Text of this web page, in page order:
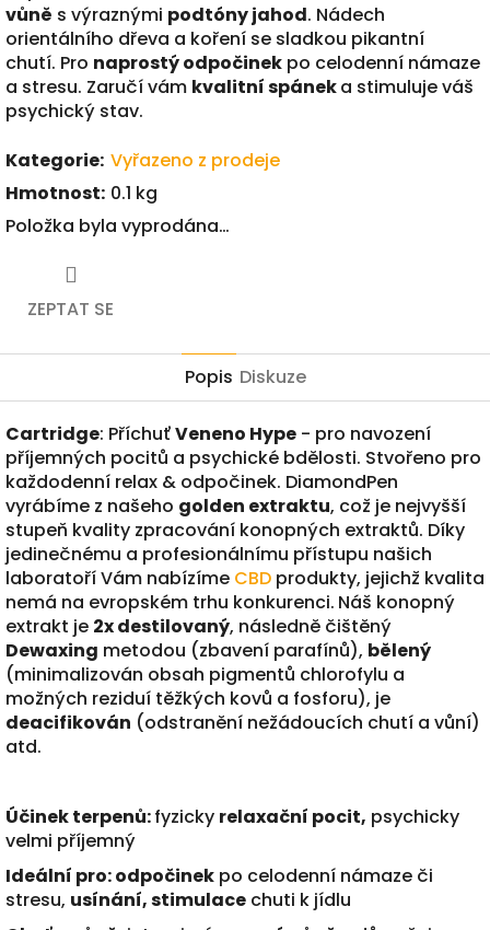
vůně s výraznými podtóny jahod. Nádech
orientálního dřeva a koření se sladkou pikantní
chutí. Pro naprostý odpočinek po celodenní námaze
a stresu. Zaručí vám kvalitní spáneka stimuluje váš
psychický stav.
Kategorie: Vyřazeno z prodeje
Hmotnost: 0.1 kg
Položka byla vyprodána…
ZEPTAT SE
Popis Diskuze
Cartridge: PříchuťVeneno Hype - pro navození
příjemných pocitů a psychické bdělosti. Stvořeno pro
každodenní relax & odpočinek. DiamondPen
vyrábíme z našeho golden extraktu, což je nejvyšší
stupeň kvality zpracování konopných extraktů. Díky
jedinečnému a profesionálnímu přístupu našich
laboratoří Vám nabízíme CBD produkty, jejichž kvalita
nemá na evropském trhu konkurenci. Náš konopný
extrakt je 2x destilovaný, následně čištěný
Dewaxing metodou (zbavení parafínů), bělený
(minimalizován obsah pigmentů chlorofylu a
možných reziduí těžkých kovů a fosforu), je
deacifikován (odstranění nežádoucích chutí a vůní)
atd.
Účinek terpenů:fyzicky relaxační pocit, psychicky
velmi příjemný
Ideální pro:odpočinek po celodenní námaze či
stresu, usínání, stimulace chuti k jídlu